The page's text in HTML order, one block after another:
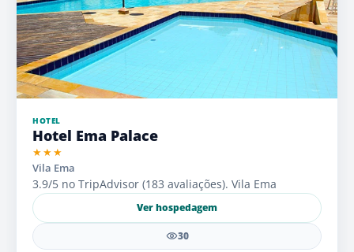
HOTEL
Hotel Ema Palace
★★★
Vila Ema
3.9/5 no TripAdvisor (183 avaliações). Vila Ema
Ver hospedagem
30